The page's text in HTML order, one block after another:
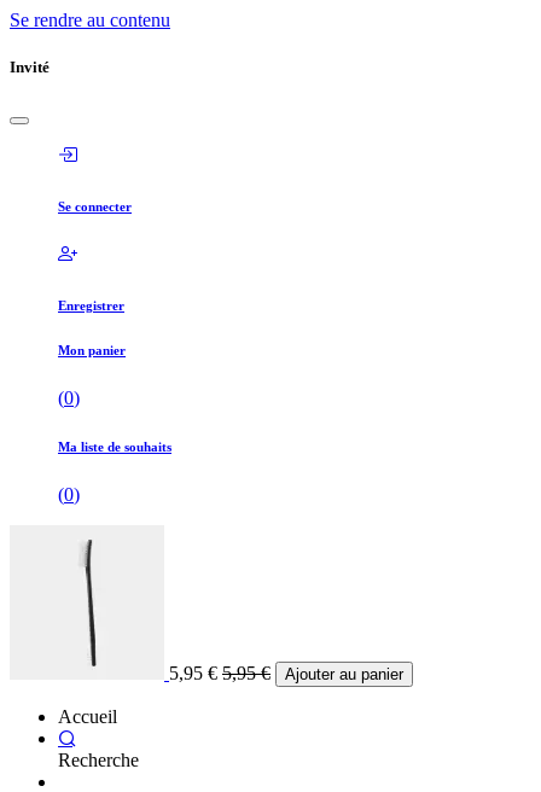
Se rendre au contenu
Invité
Se connecter
Enregistrer
Mon panier
(0)
Ma liste de souhaits
(0)
5,95 € 5,95€ Ajouter au panier
Accueil
Recherche